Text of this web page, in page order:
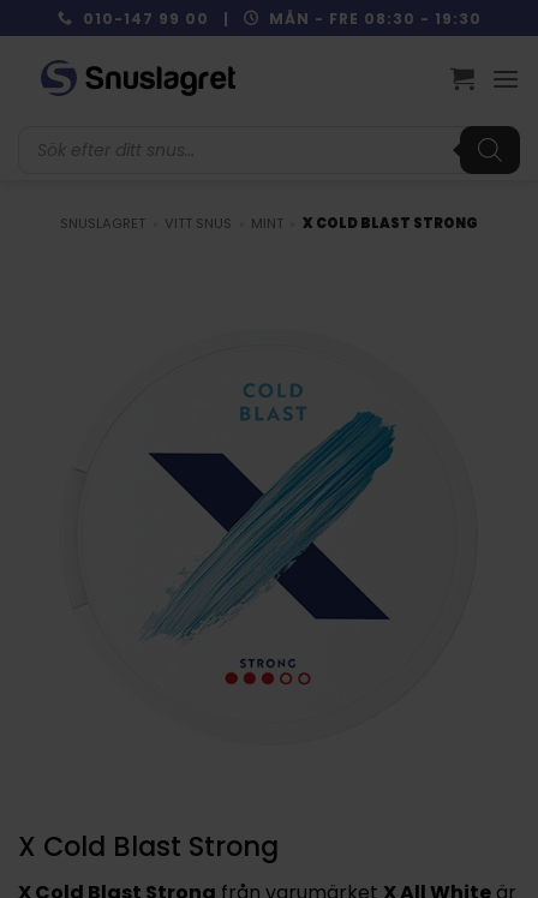
to
content
010-147 99 00 | MÅN - FRE 08:30 - 19:30
SNUSLAGRET VITT SNUS MINT X COLD BLAST STRONG
X Cold Blast Strong